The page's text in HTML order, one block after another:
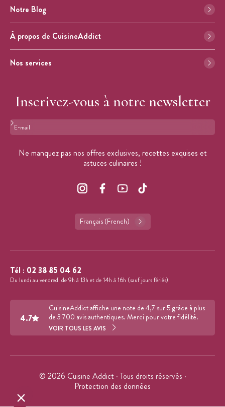
Notre Blog
À propos de CuisineAddict
Nos services
Inscrivez-vous à notre newsletter
Format : adresse@email.com
Ne manquez pas nos offres exclusives, recettes exquises et
astuces culinaires !
Français (French)
Tél : 02 38 85 04 62
Du lundi au vendredi de 9h à 13h et de 14h à 16h (sauf jours fériés).
4.7
CuisineAddict affiche une note de 4,7 sur 5 grâce à plus
de 3 700 avis authentiques. Merci pour votre fidélité.
VOIR TOUS LES AVIS
© 2026 Cuisine Addict · Tous droits réservés ·
Protection des données